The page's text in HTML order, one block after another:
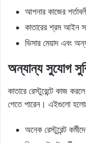
আপনার কাজের
কাতারের শ্রম আইন
ভিসার মেয়াদ এবং
অন্যান্য সুযোগ
কাতারে রেস্টুরেন্টে কাজ
পেতে পারেন। এইগুলো
অনেক রেস্টুরেন্ট